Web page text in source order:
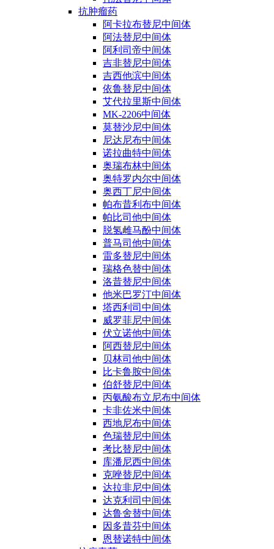
抗肿瘤药
阿卡拉布替尼中间体
阿法替尼中间体
阿利司帝中间体
吉非替尼中间体
吉西他滨中间体
依鲁替尼中间体
艾代拉里斯中间体
MK-2206中间体
莫替沙尼中间体
尼达尼布中间体
诺拉曲特中间体
奥瑞布林中间体
奥特罗内尔中间体
奥西丁尼中间体
帕布昔利布中间体
帕比司他中间体
脱氢雌马酚中间体
普马司他中间体
雷多替尼中间体
瑞格色替中间体
洛昔替尼中间体
他米巴罗汀中间体
塔西利司中间体
威罗菲尼中间体
伏立诺他中间体
阿西替尼中间体
贝林司他中间体
比卡鲁胺中间体
伯舒替尼中间体
丙氨酸布立尼布中间体
卡非佐米中间体
西地尼布中间体
色瑞替尼中间体
考比替尼中间体
库潘尼西中间体
克唑替尼中间体
达拉非尼中间体
达克利司中间体
达鲁舍替中间体
因多昔芬中间体
恩替诺特中间体